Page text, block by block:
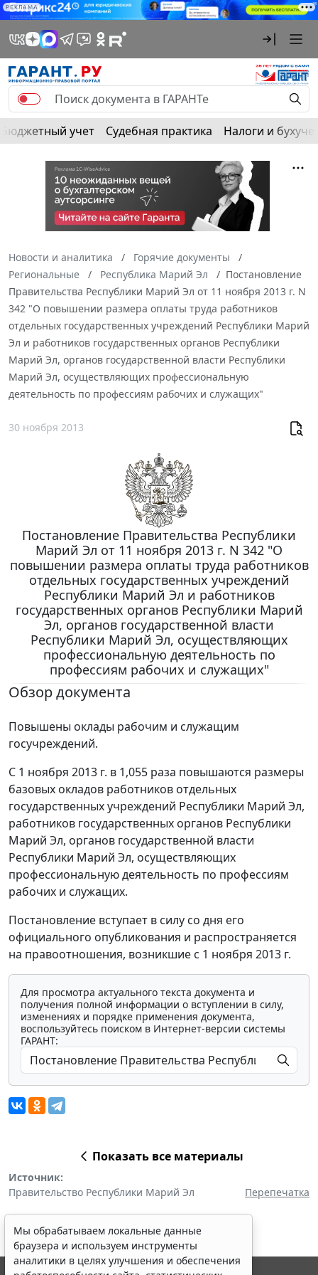
РЕКЛАМА
Бюджетный учет Судебная практика Налоги и
Новости и аналитика
Горячие документы
Региональные
Республика Марий Эл
Постановление
Правительства Республики Марий Эл от 11 ноября 2013 г. N
342 "О повышении размера оплаты труда работников
отдельных государственных учреждений Республики Марий
Эл и работников государственных органов Республики
Марий Эл, органов государственной власти Республики
Марий Эл, осуществляющих профессиональную
деятельность по профессиям рабочих и служащих"
30 ноября 2013
Постановление Правительства Республики
Марий Эл от 11 ноября 2013 г. N 342 "О
повышении размера оплаты труда работников
отдельных государственных учреждений
Республики Марий Эл и работников
государственных органов Республики Марий
Эл, органов государственной власти
Республики Марий Эл, осуществляющих
профессиональную деятельность по
профессиям рабочих и служащих"
Обзор документа
Повышены оклады рабочим и служащим
госучреждений.
С 1 ноября 2013 г. в 1,055 раза повышаются размеры
базовых окладов работников отдельных
государственных учреждений Республики Марий Эл,
работников государственных органов Республики
Марий Эл, органов государственной власти
Республики Марий Эл, осуществляющих
профессиональную деятельность по профессиям
рабочих и служащих.
Постановление вступает в силу со дня его
официального опубликования и распространяется
на правоотношения, возникшие с 1 ноября 2013 г.
Для просмотра актуального текста документа и
получения полной информации о вступлении в силу,
изменениях и порядке применения документа,
воспользуйтесь поиском в Интернет-версии системы
ГАРАНТ:
Показать все материалы
Источник:
Правительство Республики Марий Эл
Перепечатка
Мы обрабатываем локальные данные
браузера и используем инструменты
аналитики в целях улучшения и обеспечения